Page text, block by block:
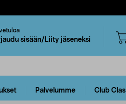
sisään/Liity jäseneksi
Palvelumme Club Clas